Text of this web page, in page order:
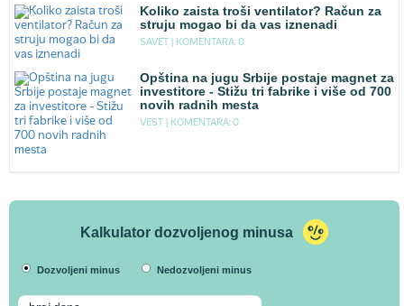
Koliko zaista troši ventilator? Račun za
struju mogao bi da vas iznenadi
SAVET | KOMENTARA: 0
Opština na jugu Srbije postaje magnet za
investitore - Stižu tri fabrike i više od 700
novih radnih mesta
VEST | KOMENTARA: 0
Kalkulator dozvoljenog minusa
Dozvoljeni minus Nedozvoljeni minus